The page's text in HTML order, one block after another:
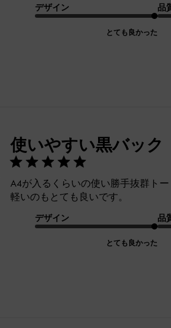
デザイン
とても良かった
品
使いやすい黒バック
A4が入るくらいの使い勝手抜群トー
軽いのもとても良いです。
デザイン
とても良かった
品